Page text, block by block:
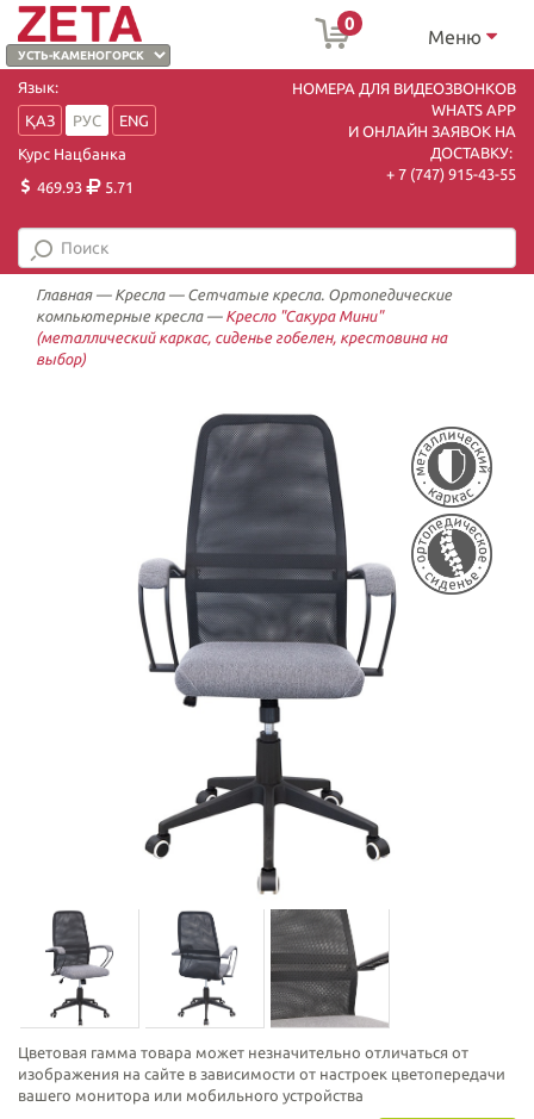
0
Меню
Язык:
ҚАЗ
РУС
ENG
Курс Нацбанка
469.93
5.71
НОМЕРА ДЛЯ ВИДЕОЗВОНКОВ
WHATS APP
И ОНЛАЙН ЗАЯВОК НА
ДОСТАВКУ:
+ 7 (747) 915-43-55
Главная— Кресла— Сетчатые кресла. Ортопедические
компьютерные кресла— Кресло "Сакура Мини"
(металлический каркас, сиденье гобелен, крестовина на
выбор)
Цветовая гамма товара может незначительно отличаться от
изображения на сайте в зависимости от настроек цветопередачи
вашего монитора или мобильного устройства